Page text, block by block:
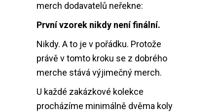
merch dodavatelů neřekne:
První vzorek nikdy není finální.
Nikdy. A to je v pořádku. Protože
právě v tomto kroku se z dobrého
merche stává výjimečný merch.
U každé zakázkové kolekce
procházíme minimálně dvěma koly